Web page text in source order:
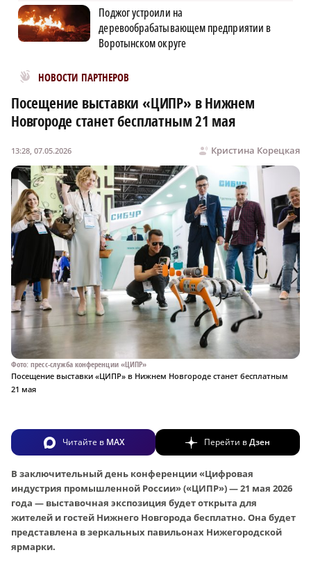
Поджог устроили на
деревообрабатывающем предприятии в
Воротынском округе
НОВОСТИ ПАРТНЕРОВ
Новости МирТесен
Посещение выставки «ЦИПР» в Нижнем
Новгороде станет бесплатным 21 мая
Кристина Корецкая
13:28, 07.05.2026
Фото: пресс-служба конференции «ЦИПР»
Посещение выставки «ЦИПР» в Нижнем Новгороде станет бесплатным
21 мая
Читайте в MAX Перейти вДзен
В заключительный день конференции «Цифровая
индустрия промышленной России» («ЦИПР») — 21 мая 2026
года — выставочная экспозиция будет открыта для
жителей и гостей Нижнего Новгорода бесплатно. Она будет
представлена в зеркальных павильонах Нижегородской
ярмарки.